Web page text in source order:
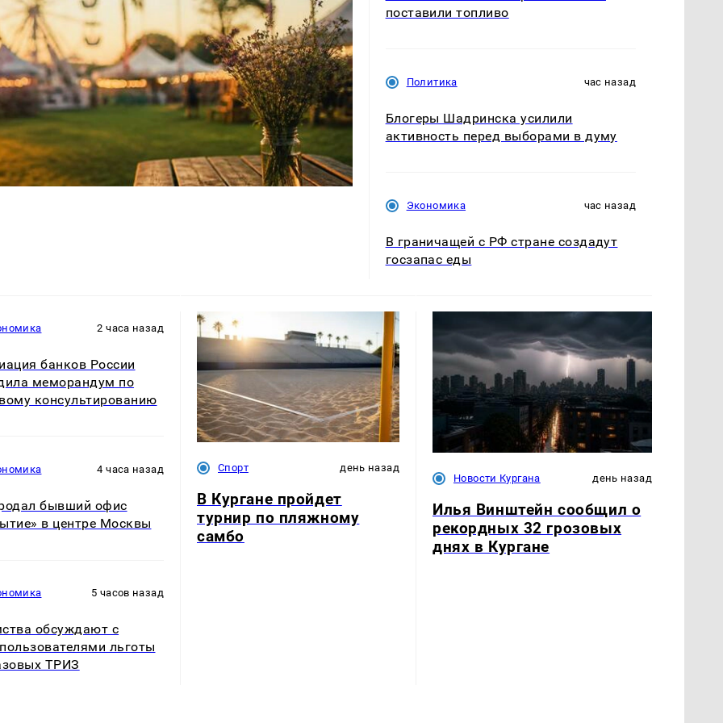
поставили топливо
Политика час назад
Блогеры Шадринска усилили
активность перед выборами в думу
Экономика час назад
В граничащей с РФ стране создадут
госзапас еды
2 часа назад
банков России
меморандум по
консультированию
4 часа назад
бывший офис
в центре Москвы
5 часов назад
обсуждают с
льготы
ТРИЗ
Спорт день назад
В Кургане пройдет
турнир по пляжному
самбо
Новости Кургана день назад
Илья Винштейн сообщил о
рекордных 32 грозовых
днях в Кургане